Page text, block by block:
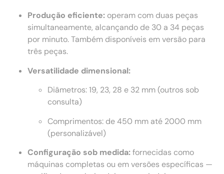
Produção eficiente: operam com duas peças
simultaneamente, alcançando de 30 a 34 peças
por minuto. Também disponíveis em versão para
três peças.
Versatilidade dimensional:
Diâmetros: 19, 23, 28 e 32 mm (outros sob
consulta)
Comprimentos: de 450 mm até 2000 mm
(personalizável)
Configuração sob medida:fornecidas como
máquinas completas ou em versões específicas —